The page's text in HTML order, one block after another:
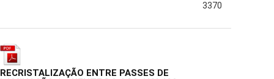
3370
RECRISTALIZAÇÃO ENTRE PASSES DE